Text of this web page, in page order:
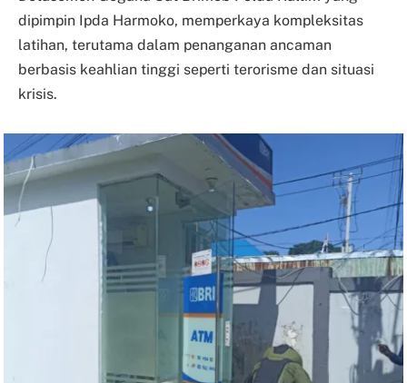
dipimpin Ipda Harmoko, memperkaya kompleksitas
latihan, terutama dalam penanganan ancaman
berbasis keahlian tinggi seperti terorisme dan situasi
krisis.